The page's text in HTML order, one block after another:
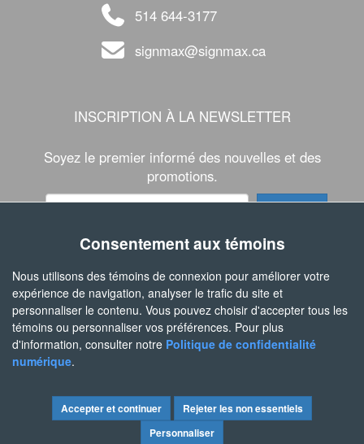
514 644-3177
signmax@signmax.ca
INSCRIPTION À LA NEWSLETTER
Soyez le premier informé des nouvelles et des
promotions.
SUIVEZ-NOUS
Consentement aux témoins
Nous utilisons des témoins de connexion pour améliorer votre
expérience de navigation, analyser le trafic du site et
personnaliser le contenu. Vous pouvez choisir d'accepter tous les
témoins ou personnaliser vos préférences. Pour plus
d'information, consulter notre Politique de confidentialité
numérique.